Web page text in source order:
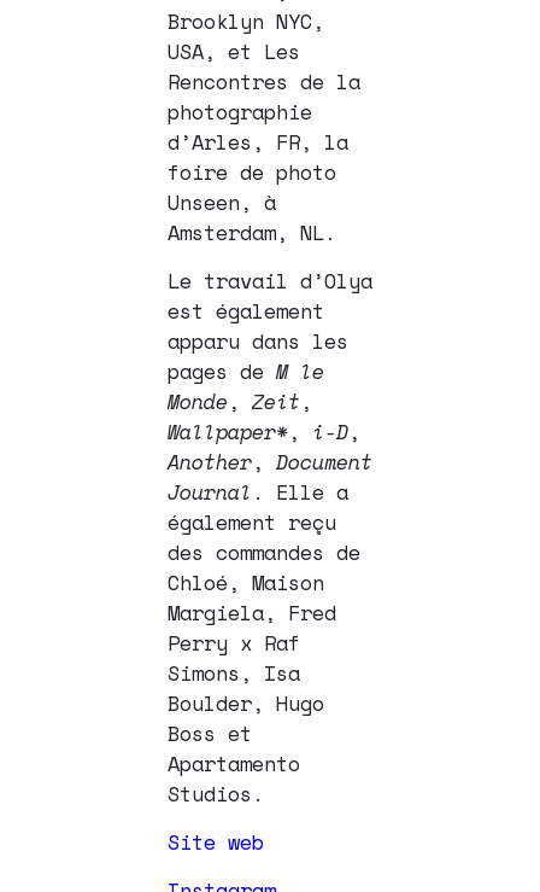
Brooklyn NYC,
USA, et Les
Rencontres de la
photographie
d’Arles, FR, la
foire de photo
Unseen, à
Amsterdam, NL.
Le travail d’Olya
est également
apparu dans les
pages deM le
Monde , Zeit ,
Wallpaper*, i-D,
Another, Document
Journal . Elle a
également reçu
des commandes de
Chloé, Maison
Margiela, Fred
Perry x Raf
Simons, Isa
Boulder, Hugo
Boss et
Apartamento
Studios.
Site web